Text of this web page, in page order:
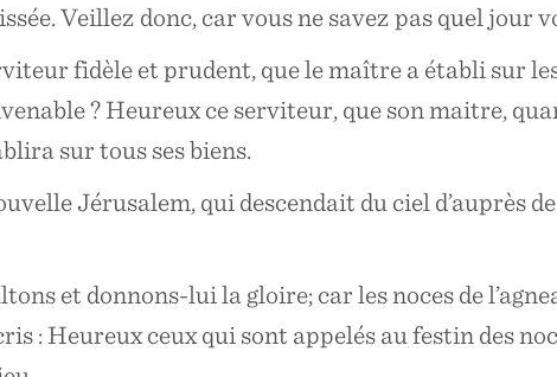
Veillez donc, car vous ne savez pas quel jour
fidèle et prudent, que le maître a établi sur
? Heureux ce serviteur, que son maitre,
sur tous ses biens.
Jérusalem, qui descendait du ciel d’auprès
et donnons-lui la gloire; car les noces de
: Heureux ceux qui sont appelés au festin des